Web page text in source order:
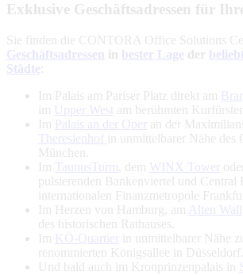
Exklusive Geschäftsadressen für
Sie finden die CONTORA Office Solutions
Geschäftsadressen in bester Lage der
Städte
Im Palais am Pariser Platz direkt am
im Upper West am berühmten
Im Palais an der Oper
an der
Theresienhof
in unmittelbarer Nähe des
München.
Im TaunusTurm , dem WINX Tower
pulsierenden Bankenviertel und Central
internationalen Finanzmetropole
Im Herzen von Hamburg, am Alten Wall
des historischen Rathauses.
Im KÖ-Quartier
in unmittelbarer Nähe
renommierten Königsallee in Düsseldorf.
Und bald auch im Kronprinzenpalais in